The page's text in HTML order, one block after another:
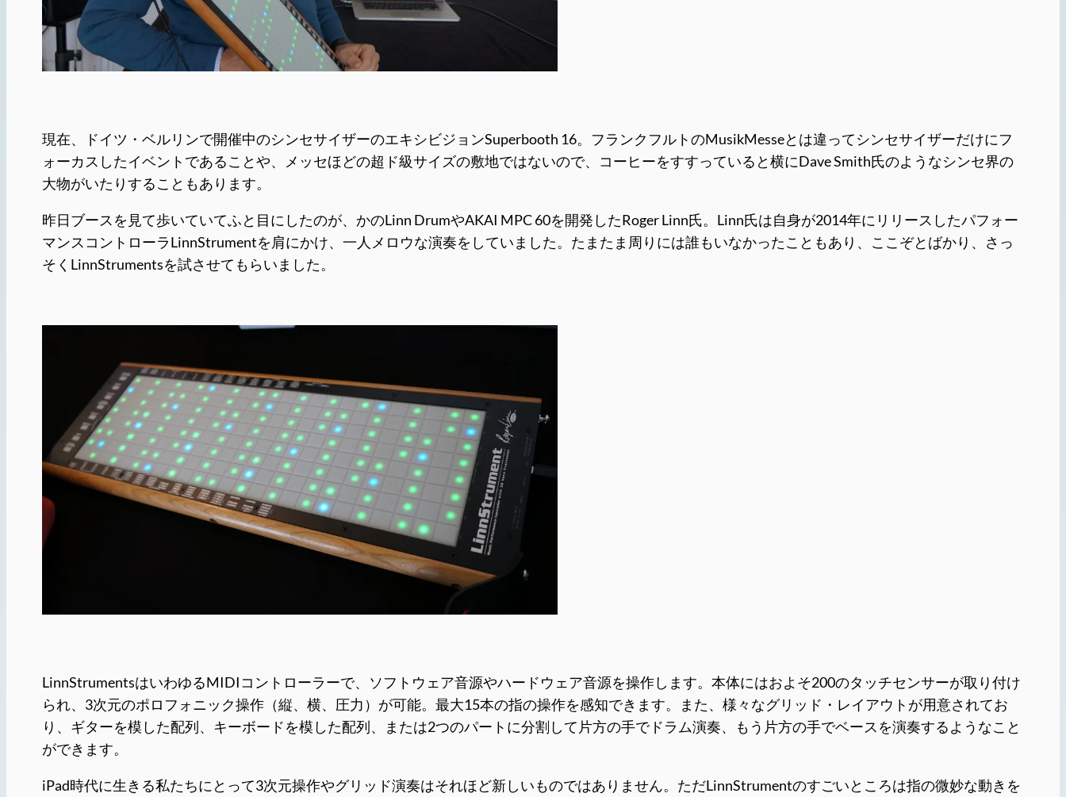
現在、ドイツ・ベルリンで開催中のシンセサイザーのエキシビジョンSuperbooth 16。フランクフルトのMusikMesseとは違ってシンセサイザーだけにフ
ォーカスしたイベントであることや、メッセほどの超ド級サイズの敷地ではないので、コーヒーをすすっていると横にDave Smith氏のようなシンセ界の
大物がいたりすることもあります。
昨日ブースを見て歩いていてふと目にしたのが、かのLinn DrumやAKAI MPC 60を開発したRoger Linn氏。Linn氏は自身が2014年にリリースしたパフォー
マンスコントローラLinnStrumentを肩にかけ、一人メロウな演奏をしていました。たまたま周りには誰もいなかったこともあり、ここぞとばかり、さっ
そくLinnStrumentsを試させてもらいました。
LinnStrumentsはいわゆるMIDIコントローラーで、ソフトウェア音源やハードウェア音源を操作します。本体にはおよそ200のタッチセンサーが取り付け
られ、3次元のポロフォニック操作（縦、横、圧力）が可能。最大15本の指の操作を感知できます。また、様々なグリッド・レイアウトが用意されてお
り、ギターを模した配列、キーボードを模した配列、または2つのパートに分割して片方の手でドラム演奏、もう片方の手でベースを演奏するようなこと
ができます。
iPad時代に生きる私たちにとって3次元操作やグリッド演奏はそれほど新しいものではありません。ただLinnStrumentのすごいところは指の微妙な動きを